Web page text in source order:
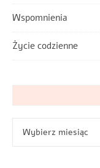
Wspomnienia
Życie codzienne